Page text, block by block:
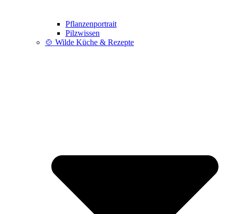
Pflanzenportrait
Pilzwissen
🍲 Wilde Küche & Rezepte